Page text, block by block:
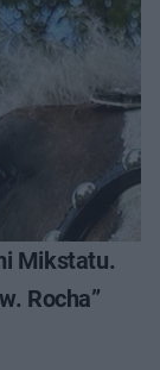
Mikstatu.
Rocha”